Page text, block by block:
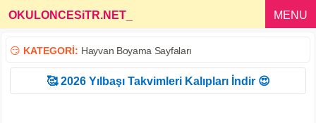
OKULONCESiTR.NET MENU
😏 KATEGORİ: Hayvan Boyama Sayfaları
🥰 2026 Yılbaşı Takvimleri Kalıpları İndir 😍